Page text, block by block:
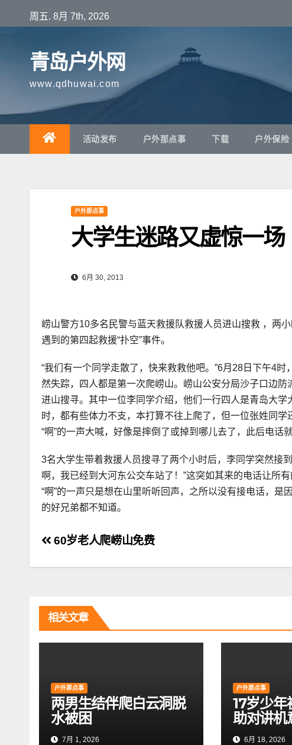
至
周五. 8月 7th, 2026
青岛户外网
www.qdhuwai.com
活动发布 户外那点事 下载 户外保险
户外那点事
大学生迷路又虚惊一场
6月 30, 2013
崂山警方10多名民警与蓝天救援队救援人员进山搜救 ，两
遇到的第四起救援“扑空”事件。
“我们有一个同学走散了，快来救救他吧。”6月28日下午4
然失踪，四人都是第一次爬崂山。崂山公安分局沙子口边
进山搜寻。其中一位李同学介绍，他们一行四人是青岛大
时，都有些体力不支，本打算不往上爬了，但一位张姓同
“啊”的一声大喊，好像是摔倒了或掉到哪儿去了，此后电话
3名大学生带着救援人员搜寻了两个小时后，李同学突然接
啊，我已经到大河东公交车站了！”这突如其来的电话让所
“啊”的一声只是想在山里听听回声，之所以没有接电话，
的好兄弟都不知道。
文
章
航
60岁老人爬崂山免费
相关文章
户外那点事
两男生结伴爬白云洞脱
水被困
7月 1, 2026
户外那点事
17岁少年
助对讲机
6月 18, 2026